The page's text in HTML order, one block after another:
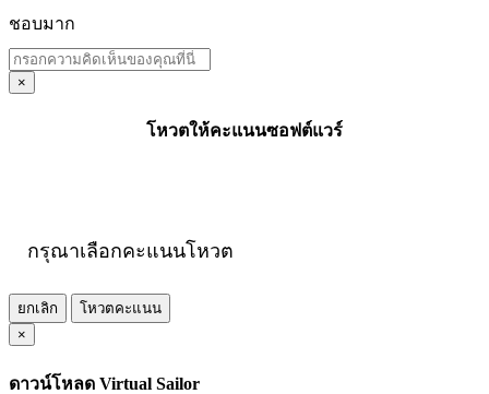
ชอบมาก
×
โหวตให้คะแนนซอฟต์แวร์
กรุณาเลือกคะแนนโหวต
ยกเลิก
โหวตคะแนน
×
ดาวน์โหลด Virtual Sailor